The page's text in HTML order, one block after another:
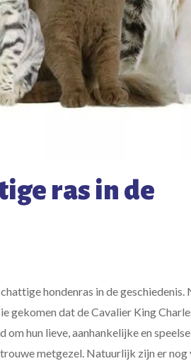
ras in de
hondenras in de geschiedenis.
gekomen dat de Cavalier King
hun lieve, aanhankelijke en
metgezel. Natuurlijk zijn er nog